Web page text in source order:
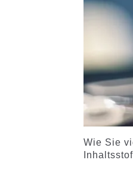
Wie Sie